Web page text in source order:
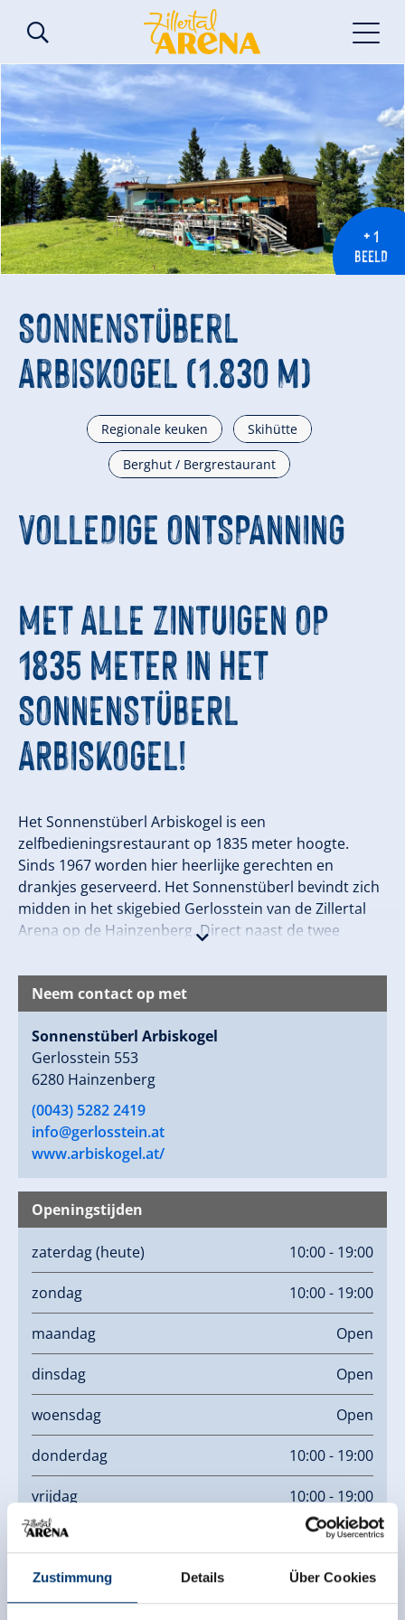
Zustimmung Details Über Cookies
+ 1
BEELD
Sonnenstüberl
Arbiskogel (1.830 m)
Regionale keuken Skihütte
Berghut / Bergrestaurant
VOLLEDIGE ONTSPANNING
MET ALLE ZINTUIGEN OP
1835 METER IN HET
SONNENSTÜBERL
ARBISKOGEL!
Het Sonnenstüberl Arbiskogel is een
zelfbedieningsrestaurant op 1835 meter hoogte.
Sinds 1967 worden hier heerlijke gerechten en
drankjes geserveerd. Het Sonnenstüberl bevindt zich
midden in het skigebied Gerlosstein van de Zillertal
Arena op de Hainzenberg. Direct naast de twee
een welverdiende pauze nemen en genieten van de
zon met een glühwein, bier of schnapsl.
Gerda en haar team kijken ernaar uit om jullie te
verwelkomen!
Neem contact op met
Sonnenstüberl Arbiskogel
Gerlosstein 553
6280 Hainzenberg
(0043) 5282 2419
info@gerlosstein.at
www.arbiskogel.at/
Openingstijden
zaterdag(heute) 10:00 - 19:00
zondag 10:00 - 19:00
maandag Open
dinsdag Open
woensdag Open
donderdag 10:00 - 19:00
vrijdag 10:00 - 19:00
Links